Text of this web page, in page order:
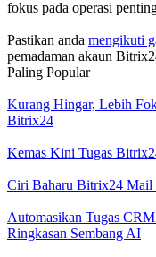
fokus pada operasi
Pastikan anda mengikuti
pemadaman akaun
Paling Popular
Kurang Hingar, Lebih
Bitrix24
Kemas Kini Tugas
Ciri Baharu Bitrix24 Mail
Automasikan Tugas
Ringkasan Sembang AI